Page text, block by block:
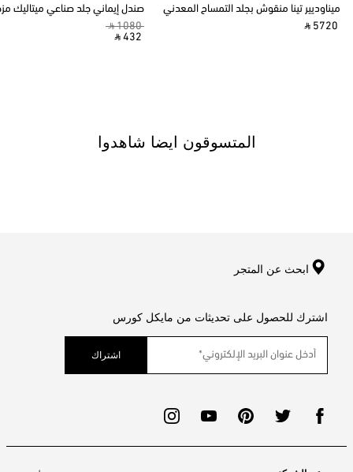
صندل إيماني جلد صناعي ميتاليك
‎ ⃁ 1080 ‎
‎ ⃁ 432 ‎
ميناوديير تينا منقوش بجلد التمساح المعدني
‎ ⃁ 5720 ‎
المتسوقون ايضا شاهدوا
ابحث عن المتجر
اشترك للحصول على تحديثات من مايكل كورس
اشتراك